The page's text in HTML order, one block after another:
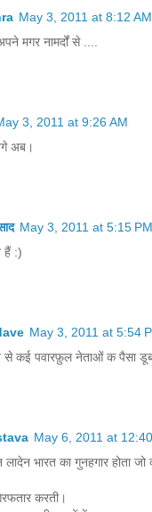
May 3, 2011 at 8:12 AM
मगर नामर्दों से ....
3, 2011 at 9:26 AM
अब।
May 3, 2011 at 5:15 PM
हैं :)
May 3, 2011 at 5:54
से कई पवारफ़ुल नेताओं क पैसा
May 6, 2011 at
भारत का गुनहगार होता जो
करती।